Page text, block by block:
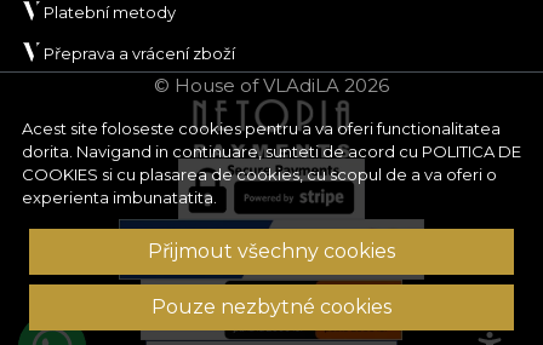
Acest site foloseste cookies pentru a va oferi functionalitatea
dorita. Navigand in continuare, sunteti de acord cu POLITICA DE
COOKIES si cu plasarea de cookies, cu scopul de a va oferi o
experienta imbunatatita.
Přijmout všechny cookies
Pouze nezbytné cookies
Platební metody
Přeprava a vrácení zboží
© House of VLAdiLA 2026